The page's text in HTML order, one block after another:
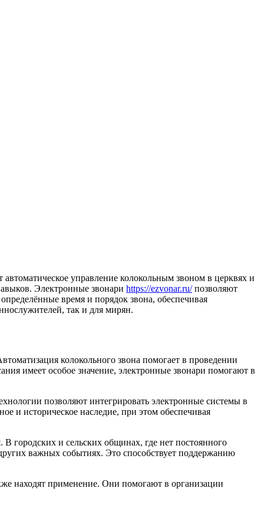
управление колокольным звоном в церквях и
Электронные звонари https://ezvonar.ru/позволяют
время и порядок звона, обеспечивая
так и для мирян.
колокольного звона помогает в проведении
имеет особое значение, электронные звонари помогают в
позволяют интегрировать электронные системы в
и историческое наследие, при этом обеспечивая
городских и сельских общинах, где нет постоянного
важных событиях. Это способствует поддержанию
находят применение. Они помогают в организации